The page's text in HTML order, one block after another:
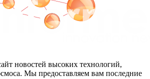
новостей высоких технологий,
Мы предоставляем вам последние